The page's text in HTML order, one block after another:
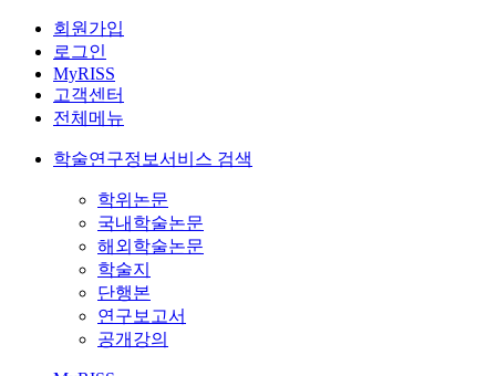
회원가입
로그인
MyRISS
고객센터
전체메뉴
학술연구정보서비스 검색
학위논문
국내학술논문
해외학술논문
학술지
단행본
연구보고서
공개강의